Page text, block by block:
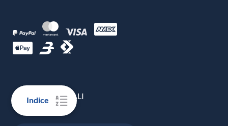
Indice
RECENSIONI REALI